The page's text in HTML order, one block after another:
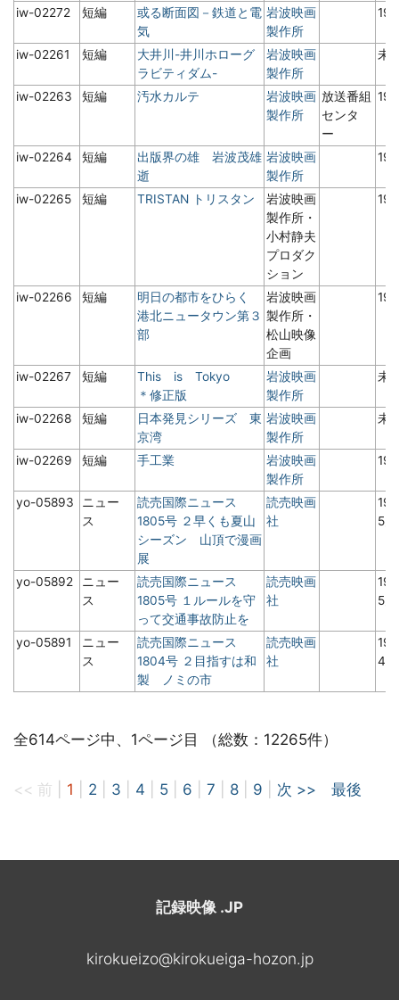
iw-02272 短編
或る断面図－鉄道と電
気
岩波映画
製作所
iw-02261 短編
大井川-井川ホローグ
ラビティダム-
岩波映画
製作所
未
iw-02263 短編 汚水カルテ
岩波映画
製作所
放送番組
センタ
ー
iw-02264 短編
出版界の雄 岩波茂雄
逝
岩波映画
製作所
iw-02265 短編 TRISTAN トリスタン
岩波映画
製作所・
小村静夫
プロダク
ション
iw-02266 短編
明日の都市をひらく
港北ニュータウン第３
部
岩波映画
製作所・
松山映像
企画
iw-02267 短編
This is Tokyo
＊修正版
岩波映画
製作所
未
iw-02268 短編
日本発見シリーズ 東
京湾
岩波映画
製作所
未
iw-02269 短編 手工業
岩波映画
製作所
yo-05893
ニュー
ス
読売国際ニュース
1805号 ２早くも夏山
シーズン 山頂で漫画
展
読売映画
社
5
yo-05892
ニュー
ス
読売国際ニュース
1805号 １ルールを守
って交通事故防止を
読売映画
社
5
yo-05891
ニュー
ス
読売国際ニュース
1804号 ２目指すは和
製 ノミの市
読売映画
社
4
全614ページ中、1ページ目 （総数：12265件）
<< 前 1 2 3 4 5 6 7 8 9 次 >> 最後
記録映像 .JP
kirokueizo@kirokueiga-hozon.jp